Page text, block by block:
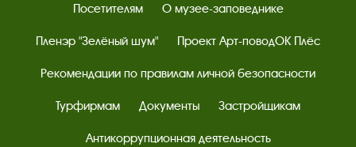
Посетителям О музее-заповеднике
Пленэр "Зелёный шум" Проект Арт-поводОК Плёс
Рекомендации по правилам личной безопасности
Турфирмам Документы Застройщикам
Антикоррупционная деятельность